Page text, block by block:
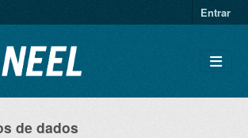
Entrar
de dados